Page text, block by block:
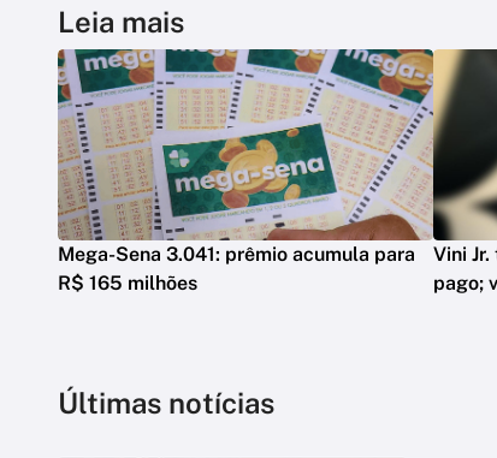
Leia mais
Mega-Sena 3.041: prêmio acumula para
R$ 165 milhões
Vini
pago;
Últimas notícias